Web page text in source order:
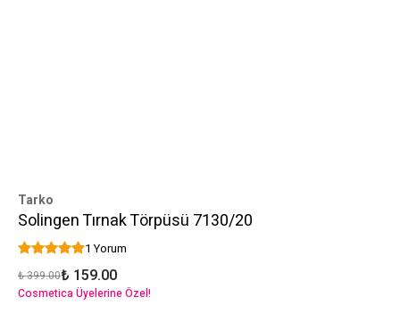
Tarko
Solingen Tırnak Törpüsü 7130/20
1 Yorum
₺ 399.00₺ 159.00
Cosmetica Üyelerine Özel!